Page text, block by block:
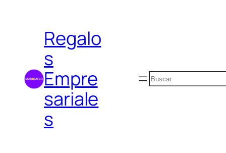
contenidoRegalo
s
Empre
sariale
s
Buscar